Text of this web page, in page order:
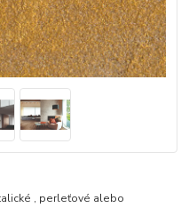
, perleťové alebo